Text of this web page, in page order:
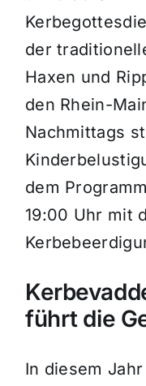
der
Haxen und
den Rhein-
Nachmittags
dem
19:00 Uhr mit
führt die
In diesem